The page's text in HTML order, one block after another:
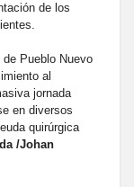
de los
de Pueblo Nuevo
al
jornada
en diversos
quirúrgica
/Johan